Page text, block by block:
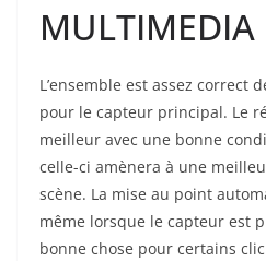
MULTIMEDIA
L’ensemble est assez correct
pour le capteur principal. Le
meilleur avec une bonne
celle-ci amènera à une
scène. La mise au point
même lorsque le capteur est
bonne chose pour certains